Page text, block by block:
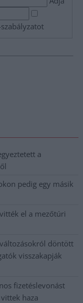
szabályzatot
a
pedig egy másik
el a mezőtúri
döntött
visszakapják
fizetéslevonást
haza